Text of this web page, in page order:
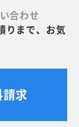
合わせ
りまで、お気
求